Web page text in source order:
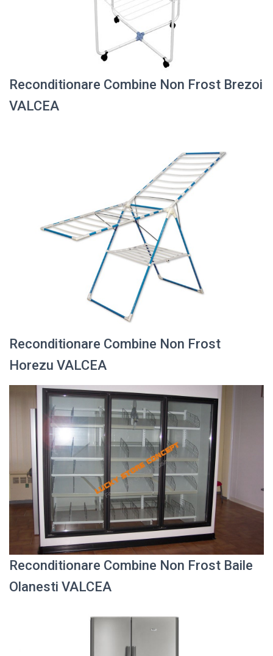
Reconditionare Combine Non Frost Brezoi
VALCEA
Reconditionare Combine Non Frost
Horezu VALCEA
Reconditionare Combine Non Frost Baile
Olanesti VALCEA